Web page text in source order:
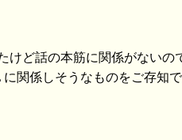
けど話の本筋に関係がないの
関係しそうなものをご存知